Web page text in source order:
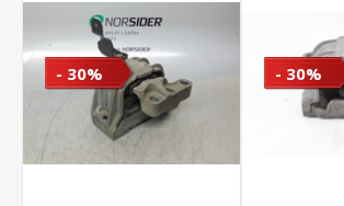
- 30% - 30%